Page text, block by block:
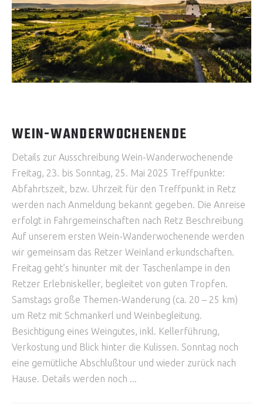
WEIN-WANDERWOCHENENDE
Details zur Ausschreibung Wein-Wanderwochenende
Freitag, 23. bis Sonntag, 25. Mai 2025 Treffpunkte:
Abfahrtszeit, bzw. Uhrzeit für den Treffpunkt in Retz
werden nach Anmeldung bekannt gegeben. Die Anreise
erfolgt in Fahrgemeinschaften nach Retz Beschreibung
Auf unserem ersten Wein-Wanderwochenende werden
wir gemeinsam das Retzer Weinland erkundschaften.
Freitag geht’s hinunter mit der Taschenlampe in den
Retzer Erlebniskeller, begleitet von guten Tropfen.
Samstags große Themen-Wanderung (ca. 20 – 25 km)
um Retz mit Schmankerl und Weinbegleitung.
Besichtigung eines Weingutes, inkl. Kellerführung,
Verkostung und Blick hinter die Kulissen. Sonntag noch
eine gemütliche Abschlußtour und wieder zurück nach
Hause. Details werden noch